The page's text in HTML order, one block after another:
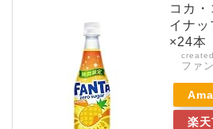
コカ
イナ
×24本
ファ
楽